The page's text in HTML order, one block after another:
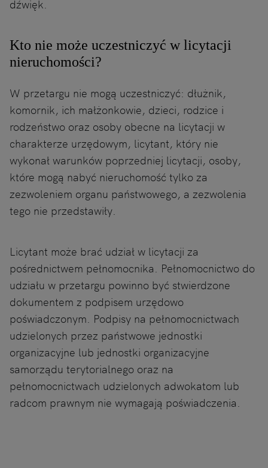
dźwięk.
Kto nie może uczestniczyć w licytacji
nieruchomości?
W przetargu nie mogą uczestniczyć: dłużnik,
komornik, ich małżonkowie, dzieci, rodzice i
rodzeństwo oraz osoby obecne na licytacji w
charakterze urzędowym, licytant, który nie
wykonał warunków poprzedniej licytacji, osoby,
które mogą nabyć nieruchomość tylko za
zezwoleniem organu państwowego, a zezwolenia
tego nie przedstawiły.
Licytant może brać udział w licytacji za
pośrednictwem pełnomocnika. Pełnomocnictwo do
udziału w przetargu powinno być stwierdzone
dokumentem z podpisem urzędowo
poświadczonym. Podpisy na pełnomocnictwach
udzielonych przez państwowe jednostki
organizacyjne lub jednostki organizacyjne
samorządu terytorialnego oraz na
pełnomocnictwach udzielonych adwokatom lub
radcom prawnym nie wymagają poświadczenia.